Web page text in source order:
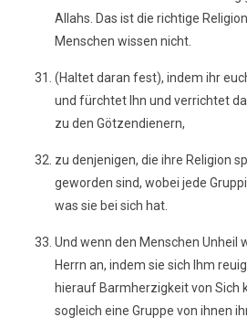
Allahs. Das ist die richtige
Menschen wissen nicht.
(Haltet daran fest), indem ihr
und fürchtet Ihn und verrichtet
zu den Götzendienern,
zu denjenigen, die ihre Religion
geworden sind, wobei jede
was sie bei sich hat.
Und wenn den Menschen Unheil
Herrn an, indem sie sich Ihm
hierauf Barmherzigkeit von Sich
sogleich eine Gruppe von ihnen